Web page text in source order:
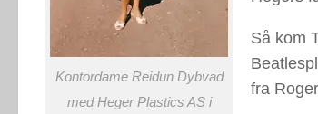
Kontordame Reidun Dybvad
med Heger Plastics AS i
Så kom
fra